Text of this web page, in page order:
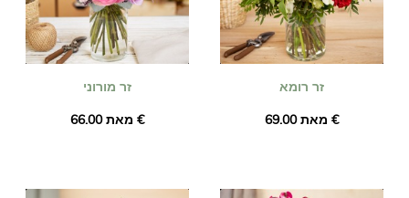
זר מורוני
מאת ‏66.00 €
זר רומא
מאת ‏69.00 €